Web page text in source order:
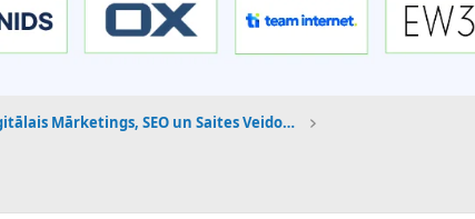
Digitālais Mārketings, SEO un Saites Veidošana